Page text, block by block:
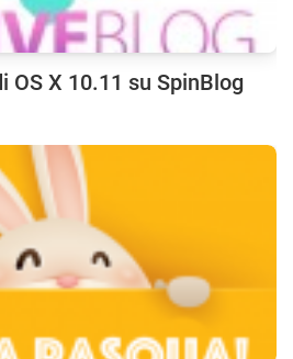
OS X 10.11 su SpinBlog